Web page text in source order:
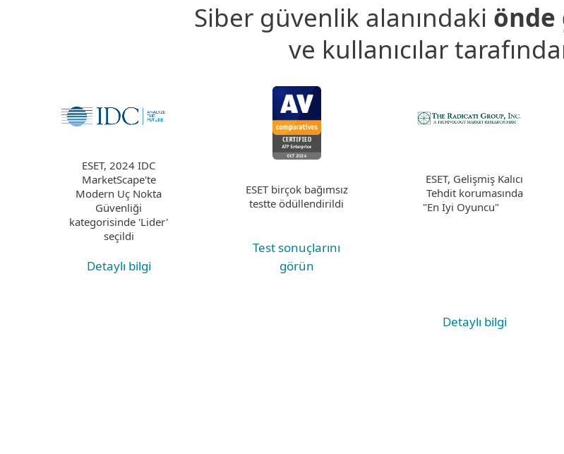
Siber güvenlik alanındaki
ve kullanıcılar
ESET, 2024 IDC
MarketScape'te
Modern Uç Nokta
Güvenliği
kategorisinde 'Lider'
seçildi
Detaylı bilgi
ESET birçok bağımsız
testte ödüllendirildi
Test sonuçlarını
görün
ESET, Gelişmiş Kalıcı
Tehdit korumasında
"En İyi Oyuncu"
Detaylı bilgi